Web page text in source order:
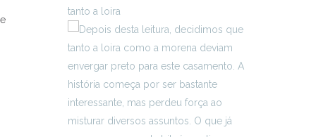
tanto a loira